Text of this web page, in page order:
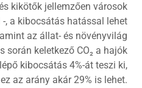
kikötők jellemzően városok
-, a kibocsátás hatással lehet
az állat- és növényvilág
során keletkező CO₂ a hajók
kibocsátás 4%-át teszi ki,
az arány akár 29% is lehet.